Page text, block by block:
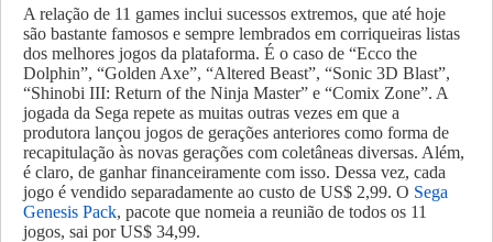
A relação de 11 games inclui sucessos extremos, que até hoje
são bastante famosos e sempre lembrados em corriqueiras listas
dos melhores jogos da plataforma. É o caso de “Ecco the
Dolphin”, “Golden Axe”, “Altered Beast”, “Sonic 3D Blast”,
“Shinobi III: Return of the Ninja Master” e “Comix Zone”. A
jogada da Sega repete as muitas outras vezes em que a
produtora lançou jogos de gerações anteriores como forma de
recapitulação às novas gerações com coletâneas diversas. Além,
é claro, de ganhar financeiramente com isso. Dessa vez, cada
jogo é vendido separadamente ao custo de US$ 2,99. O Sega
Genesis Pack, pacote que nomeia a reunião de todos os 11
jogos, sai por US$ 34,99.